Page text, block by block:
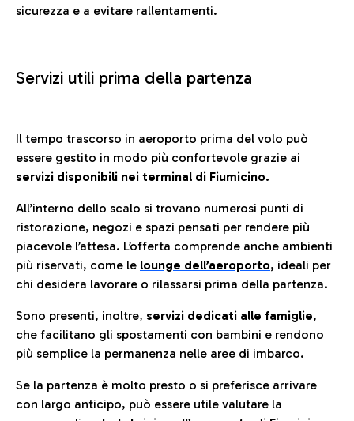
sicurezza e a evitare rallentamenti.
Servizi utili prima della partenza
Il tempo trascorso in aeroporto prima del volo può
essere gestito in modo più confortevole grazie ai
servizi disponibili nei terminal di Fiumicino.
All’interno dello scalo si trovano numerosi punti di
ristorazione, negozi e spazi pensati per rendere più
piacevole l’attesa. L’offerta comprende anche ambienti
più riservati, come le lounge dell’aeroporto, ideali per
chi desidera lavorare o rilassarsi prima della partenza.
Sono presenti, inoltre, servizi dedicati alle famiglie,
che facilitano gli spostamenti con bambini e rendono
più semplice la permanenza nelle aree di imbarco.
Se la partenza è molto presto o si preferisce arrivare
con largo anticipo, può essere utile valutare la